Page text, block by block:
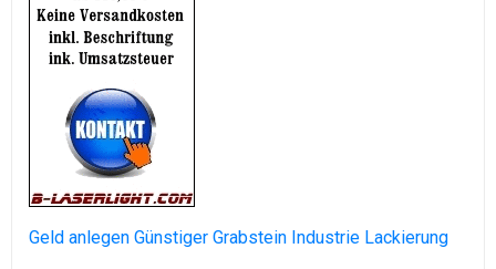
Geld anlegen Günstiger Grabstein Industrie Lackierung